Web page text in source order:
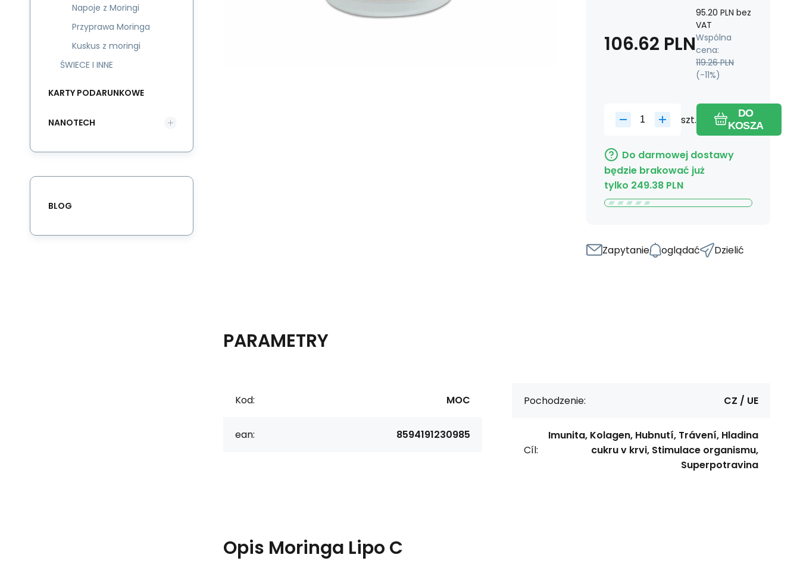
106.62 PLN
95.20 PLN bez
VAT
Wspólna
cena:
119.26 PLN
(-11%)
szt.
DO
KOSZA
Do darmowej dostawy
będzie brakować już
tylko 249.38 PLN
Zapytanie oglądać Dzielić
PARAMETRY
Kod: MOC
ean: 8594191230985
Pochodzenie: CZ / UE
Cíl:
Imunita, Kolagen, Hubnutí, Trávení, Hladina
cukru v krvi, Stimulace organismu,
Superpotravina
Opis Moringa Lipo C
Napoje z Moringi
Przyprawa Moringa
Kuskus z moringi
ŚWIECE I INNE
KARTY PODARUNKOWE
NANOTECH
BLOG